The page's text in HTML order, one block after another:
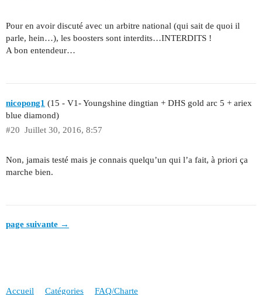
Pour en avoir discuté avec un arbitre national (qui sait de quoi il
parle, hein…), les boosters sont interdits…INTERDITS !
A bon entendeur…
nicopong1 (15 - V1- Youngshine dingtian + DHS gold arc 5 + ariex
blue diamond)
Juillet 30, 2016, 8:57
#20
Non, jamais testé mais je connais quelqu’un qui l’a fait, à priori ça
marche bien.
page suivante →
Accueil Catégories FAQ/Charte